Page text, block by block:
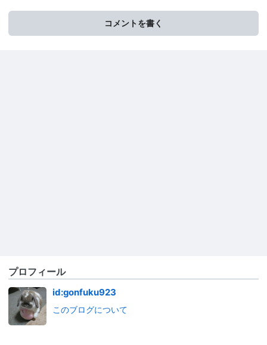
コメントを書く
プロフィール
id:gonfuku923
このブログについて